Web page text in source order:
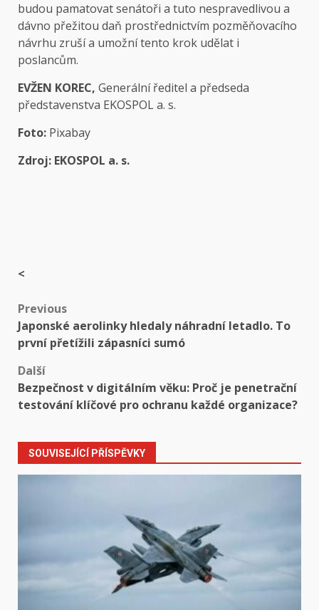
budou pamatovat senátoři a tuto nespravedlivou a
dávno přežitou daň prostřednictvím pozměňovacího
návrhu zruší a umožní tento krok udělat i
poslancům.
EVŽEN KOREC, Generální ředitel a předseda
představenstva EKOSPOL a. s.
Foto: Pixabay
Zdroj: EKOSPOL a. s.
<
Post
navigation
Previous
Japonské aerolinky hledaly náhradní letadlo. To
první přetížili zápasníci sumó
Další
Bezpečnost v digitálním věku: Proč je penetrační
testování klíčové pro ochranu každé organizace?
SOUVISEJÍCÍ PŘÍSPĚVKY